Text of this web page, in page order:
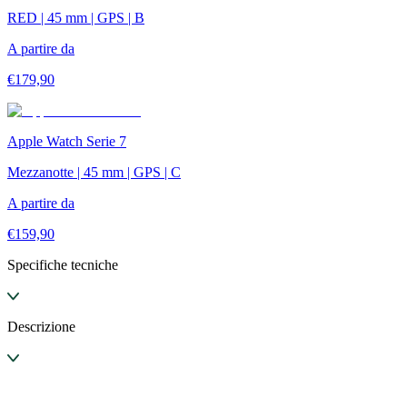
RED | 45 mm | GPS | B
A partire da
€179,90
Apple Watch Serie 7
Mezzanotte | 45 mm | GPS | C
A partire da
€159,90
Specifiche tecniche
Descrizione